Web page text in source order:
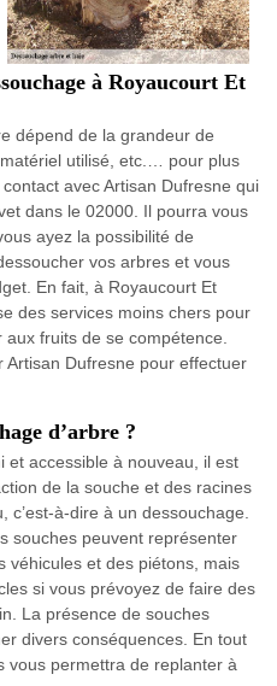
à Royaucourt Et
dépend de la grandeur de
utilisé, etc.… pour plus
avec Artisan Dufresne qui
dans le 02000. Il pourra vous
ayez la possibilité de
vos arbres et vous
En fait, à Royaucourt Et
des services moins chers pour
fruits de se compétence.
Artisan Dufresne pour effectuer
d’arbre ?
et accessible à nouveau, il est
de la souche et des racines
c’est-à-dire à un dessouchage.
souches peuvent représenter
véhicules et des piétons, mais
si vous prévoyez de faire des
La présence de souches
divers conséquences. En tout
vous permettra de replanter à